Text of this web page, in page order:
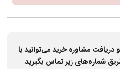
مشاوره خرید می‌توانید با
شماره‌های زیر تماس بگیرید.